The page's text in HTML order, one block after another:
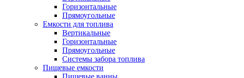
Горизонтальные
Прямоугольные
Емкости для топлива
Вертикальные
Горизонтальные
Прямоугольные
Системы забора топлива
Пищевые емкости